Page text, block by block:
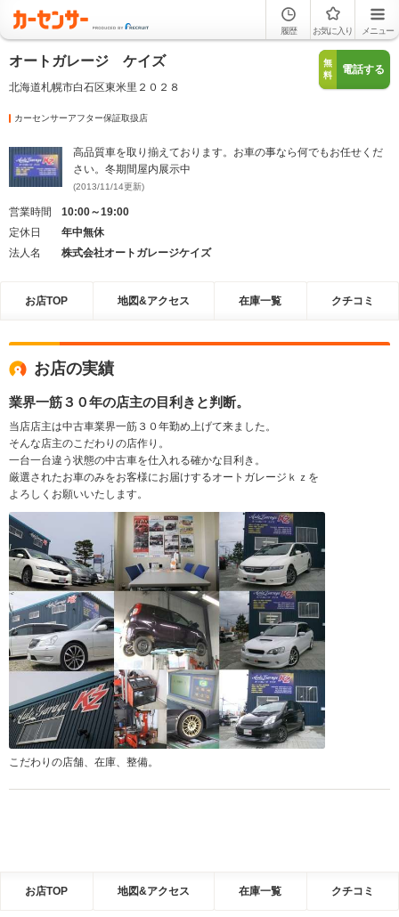
履歴 お気に入り メニュー
オートガレージ ケイズ
北海道札幌市白石区東米里２０２８
無
料
電話する
カーセンサーアフター保証取扱店
高品質車を取り揃えております。お車の事なら何でもお任せくだ
さい。冬期間屋内展示中
(2013/11/14更新)
営業時間
10:00～19:00
定休日
年中無休
法人名
株式会社オートガレージケイズ
お店TOP 地図&アクセス 在庫一覧 クチコミ
お店の実績
業界一筋３０年の店主の目利きと判断。
当店店主は中古車業界一筋３０年勤め上げて来ました。
そんな店主のこだわりの店作り。
一台一台違う状態の中古車を仕入れる確かな目利き。
厳選されたお車のみをお客様にお届けするオートガレージｋｚを
よろしくお願いいたします。
こだわりの店舗、在庫、整備。
お店TOP 地図&アクセス 在庫一覧 クチコミ